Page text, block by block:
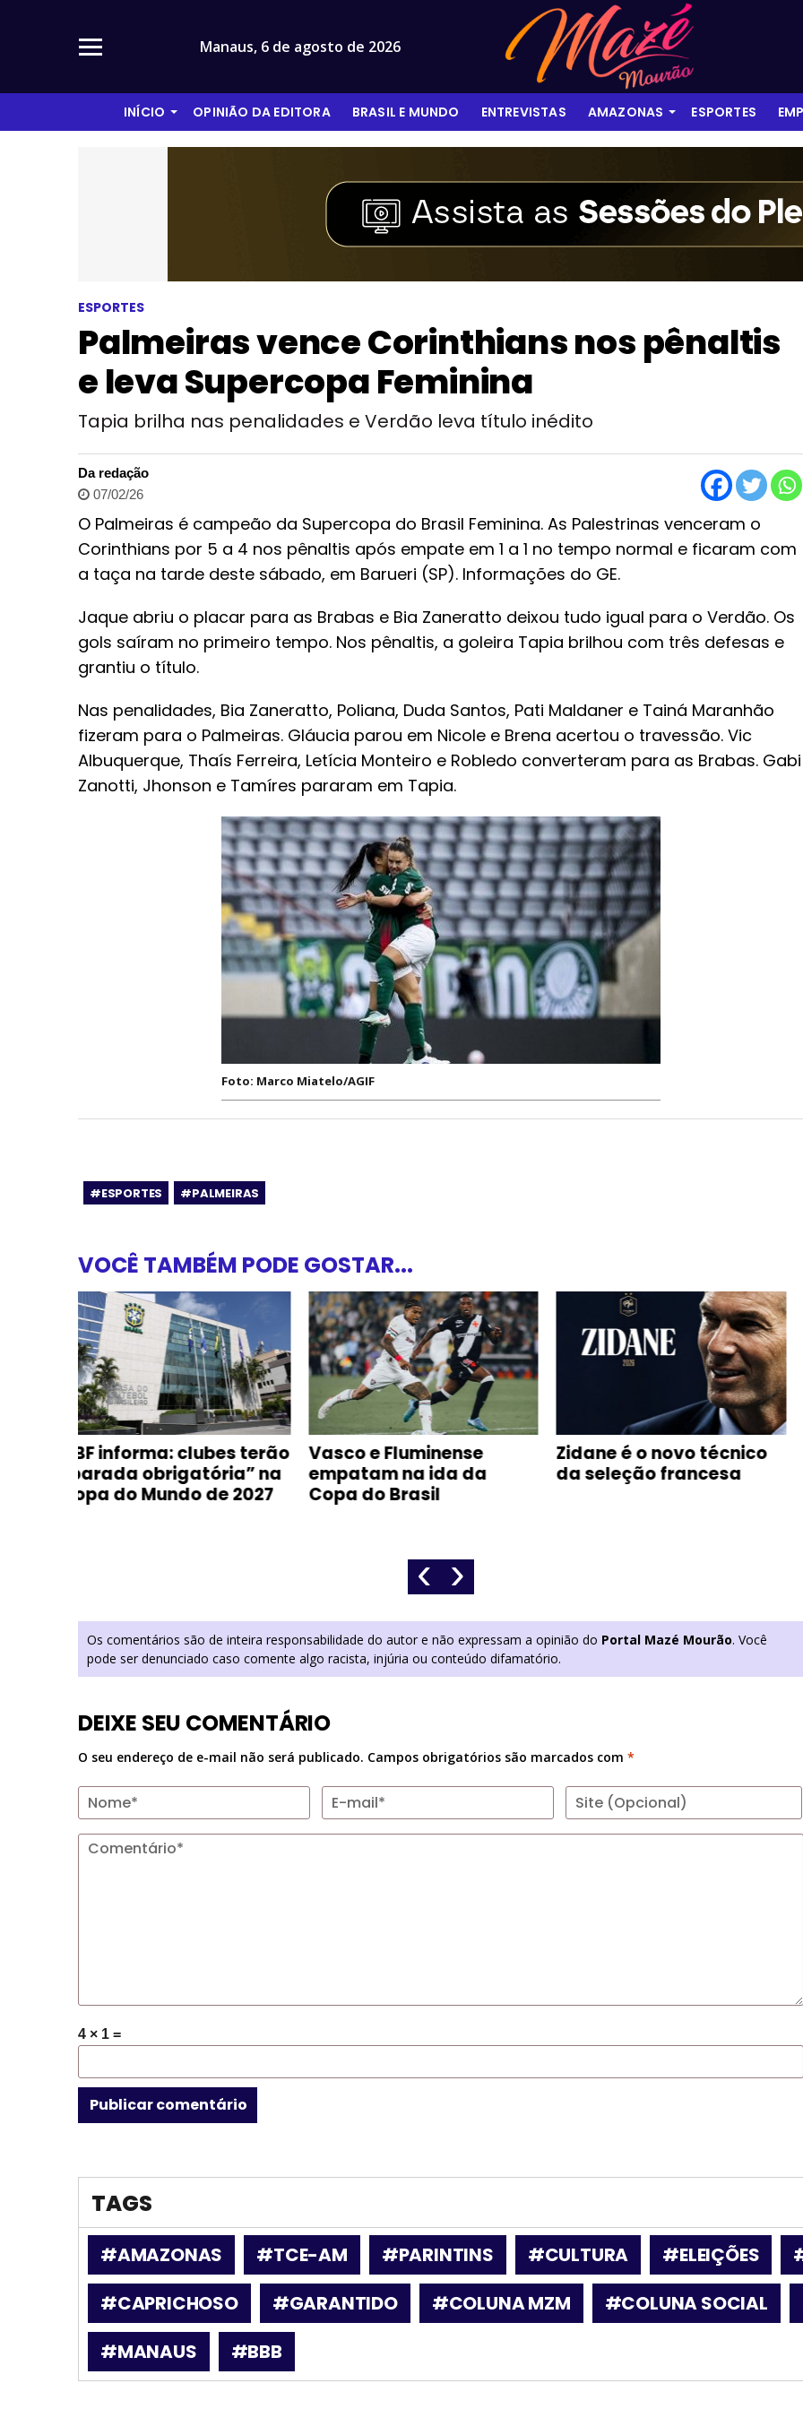
Manaus, 6 de agosto de 2026
INÍCIO OPINIÃO DA EDITORA BRASIL E MUNDO ENTREVISTAS AMAZONAS ESPORTES
ESPORTES
Palmeiras vence Corinthians nos pênaltis
e leva Supercopa Feminina
Tapia brilha nas penalidades e Verdão leva título inédito
Da redação
07/02/26
O Palmeiras é campeão da Supercopa do Brasil Feminina. As Palestrinas venceram o
Corinthians por 5 a 4 nos pênaltis após empate em 1 a 1 no tempo normal e ficaram com
a taça na tarde deste sábado, em Barueri (SP). Informações do GE.
Jaque abriu o placar para as Brabas e Bia Zaneratto deixou tudo igual para o Verdão. Os
gols saíram no primeiro tempo. Nos pênaltis, a goleira Tapia brilhou com três defesas e
grantiu o título.
Nas penalidades, Bia Zaneratto, Poliana, Duda Santos, Pati Maldaner e Tainá Maranhão
fizeram para o Palmeiras. Gláucia parou em Nicole e Brena acertou o travessão. Vic
Albuquerque, Thaís Ferreira, Letícia Monteiro e Robledo converteram para as Brabas. Gabi
Zanotti, Jhonson e Tamíres pararam em Tapia.
Foto: Marco Miatelo/AGIF
#ESPORTES #PALMEIRAS
VOCÊ TAMBÉM PODE GOSTAR...
Vasco e Fluminense
empatam na ida da
Copa do Brasil
Zidane é o novo técnico
da seleção francesa
Sedel abre vagas para
teste de natação do
‹ ›
Os comentários são de inteira responsabilidade do autor e não expressam a opinião do Portal Mazé Mourão. Você
pode ser denunciado caso comente algo racista, injúria ou conteúdo difamatório.
DEIXE SEU COMENTÁRIO
O seu endereço de e-mail não será publicado. Campos obrigatórios são marcados com *
4 × 1 =
TAGS
#AMAZONAS #TCE-AM #PARINTINS #CULTURA #ELEIÇÕES
#CAPRICHOSO
#GARANTIDO #COLUNA MZM #COLUNA SOCIAL
#MANAUS
#BBB